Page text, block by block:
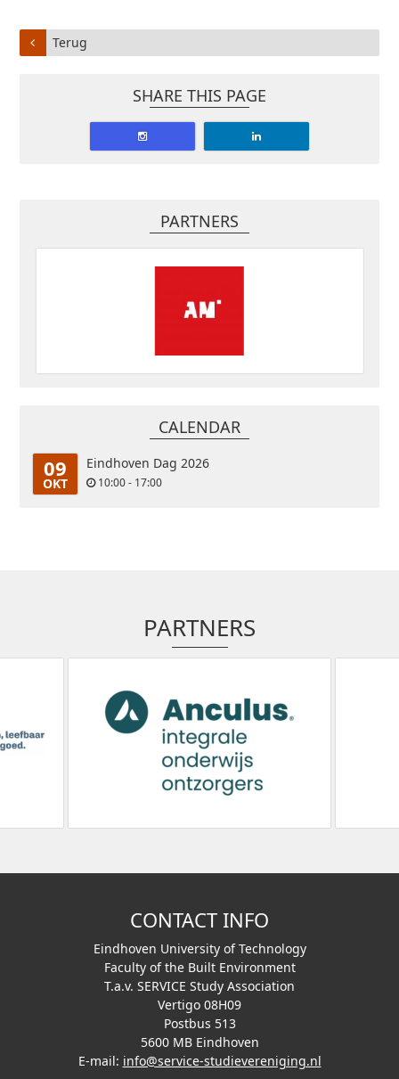
Terug
SHARE THIS PAGE
PARTNERS
CALENDAR
09
OKT
Eindhoven Dag 2026
10:00 - 17:00
PARTNERS
CONTACT INFO
Eindhoven University of Technology
Faculty of the Built Environment
T.a.v. SERVICE Study Association
Vertigo 08H09
Postbus 513
5600 MB Eindhoven
E-mail: info@service-studievereniging.nl